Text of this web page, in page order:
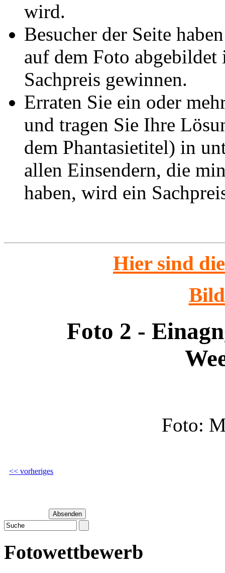
wird.
Besucher der Seite
auf dem Foto
Sachpreis gewinnen.
Erraten Sie ein oder
und tragen Sie Ihre
dem Phantasietitel) in
allen Einsendern, die
haben, wird ein
Hier sind
Foto 2 -
Foto:
<< vorheriges
Fotowettbewerb